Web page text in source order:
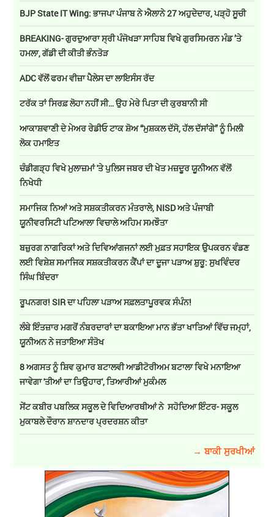
BJP State IT Wing: ਭਾਜਪਾ ਪੰਜਾਬ ਨੇ ਐਲਾਨੇ 27 ਅਹੁਦੇਦਾਰ, ਪੜ੍ਹੋ ਸੂਚੀ
BREAKING- ਗੁਰਦੁਆਰਾ ਸ੍ਰੀ ਪੰਜੋਖੜਾ ਸਾਹਿਬ ਵਿਖੇ ਗੁਰਸਿਮਰਨ ਮੰਡ ’ਤੇ
ਹਮਲਾ, ਗੱਡੀ ਦੀ ਕੀਤੀ ਭੰਨਤੋੜ
ADC ਵੱਲੋਂ ਫਰਮ ਵੀਜ਼ਾ ਪੈਲੇਸ ਦਾ ਲਾਇਸੰਸ ਰੱਦ
ਟਰੱਕ ਤਾਂ ਸਿਰਫ਼ ਲੋਹਾ ਨਹੀਂ ਸੀ… ਉਹ ਮੇਰੇ ਪਿਤਾ ਦੀ ਕੁਰਬਾਨੀ ਸੀ
ਆਕਾਸ਼ਵਾਣੀ ਦੇ ਮੇਅਰ ਰੇਡੀਓ ਟਾਕ ਸ਼ੋਅ “ਮੁਸ਼ਕਲ ਦੱਸੋ, ਹੱਲ ਦੱਸਾਂਗੇ” ਨੂੰ ਮਿਲੀ
ਲੋਕ ਹਮਾਇਤ
ਚੰਡੀਗੜ੍ਹ ਵਿਖੇ ਮੁਲਾਜ਼ਮਾਂ 'ਤੇ ਪੁਲਿਸ ਜਬਰ ਦੀ ਖੇਤ ਮਜ਼ਦੂਰ ਯੂਨੀਅਨ ਵੱਲੋਂ
ਨਿਖੇਧੀ
ਸਮਾਜਿਕ ਨਿਆਂ ਅਤੇ ਸਸ਼ਕਤੀਕਰਨ ਮੰਤਰਾਲੇ, NISD ਅਤੇ ਪੰਜਾਬੀ
ਯੂਨੀਵਰਸਿਟੀ ਪਟਿਆਲਾ ਵਿਚਾਲੇ ਅਹਿਮ ਸਮਝੌਤਾ
ਬਜ਼ੁਰਗ ਨਾਗਰਿਕਾਂ ਅਤੇ ਦਿਵਿਆਂਗਜਨਾਂ ਲਈ ਮੁਫ਼ਤ ਸਹਾਇਕ ਉਪਕਰਨ ਵੰਡਣ
ਲਈ ਵਿਸ਼ੇਸ਼ ਸਮਾਜਿਕ ਸਸ਼ਕਤੀਕਰਨ ਕੈਂਪਾਂ ਦਾ ਦੂਜਾ ਪੜਾਅ ਸ਼ੁਰੂ: ਸੁਖਵਿੰਦਰ
ਸਿੰਘ ਬਿੰਦਰਾ
ਰੂਪਨਗਰ! SIR ਦਾ ਪਹਿਲਾ ਪੜਾਅ ਸਫ਼ਲਤਾਪੂਰਵਕ ਸੰਪੰਨ!
ਲੰਬੇ ਇੰਤਜ਼ਾਰ ਮਗਰੋਂ ਨੰਬਰਦਾਰਾਂ ਦਾ ਬਕਾਇਆ ਮਾਨ ਭੱਤਾ ਖਾਤਿਆਂ ਵਿੱਚ ਜਮ੍ਹਾਂ,
ਯੂਨੀਅਨ ਨੇ ਜਤਾਇਆ ਸੰਤੋਖ
8 ਅਗਸਤ ਨੂੰ ਸ਼ਿਵ ਕੁਮਾਰ ਬਟਾਲਵੀ ਆਡੀਟੋਰੀਅਮ ਬਟਾਲਾ ਵਿਖੇ ਮਨਾਇਆ
ਜਾਵੇਗਾ 'ਤੀਆਂ ਦਾ ਤਿਉਹਾਰ', ਤਿਆਰੀਆਂ ਮੁਕੰਮਲ
ਸੇਂਟ ਕਬੀਰ ਪਬਲਿਕ ਸਕੂਲ ਦੇ ਵਿਦਿਆਰਥੀਆਂ ਨੇ ਸਹੋਦਿਆ ਇੰਟਰ- ਸਕੂਲ
ਮੁਕਾਬਲੇ ਦੌਰਾਨ ਸ਼ਾਨਦਾਰ ਪ੍ਰਦਰਸ਼ਨ ਕੀਤਾ
→ ਬਾਕੀ ਸੁਰਖੀਆਂ